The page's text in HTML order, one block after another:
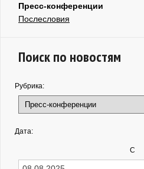
Пресс-конференции
Послесловия
Поиск по новостям
Рубрика:
Дата:
С